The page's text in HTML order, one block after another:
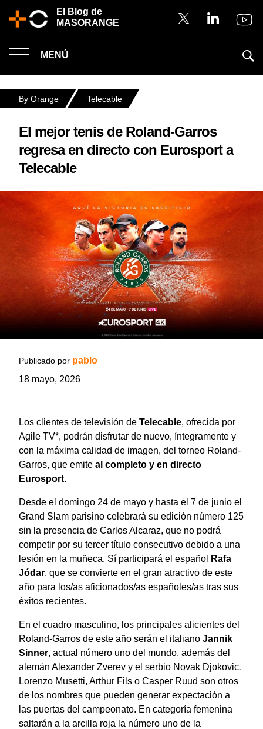
El Blog de
MASORANGE
MENÚ
By Orange Telecable
El mejor tenis de Roland-Garros
regresa en directo con Eurosport a
Telecable
Publicado por pablo
18 mayo, 2026
Los clientes de televisión de Telecable, ofrecida por
Agile TV*, podrán disfrutar de nuevo, íntegramente y
con la máxima calidad de imagen, del torneo Roland-
Garros, que emite al completo y en directo
Eurosport.
Desde el domingo 24 de mayo y hasta el 7 de junio el
Grand Slam parisino celebrará su edición número 125
sin la presencia de Carlos Alcaraz, que no podrá
competir por su tercer título consecutivo debido a una
lesión en la muñeca. Sí participará el español
Rafa
Jódar, que se convierte en el gran atractivo de este
año para los/as aficionados/as españoles/as tras sus
éxitos recientes.
En el cuadro masculino, los principales alicientes del
Roland-Garros de este año serán el italiano Jannik
Sinner, actual número uno del mundo, además del
alemán Alexander Zverev y el serbio Novak Djokovic.
Lorenzo Musetti, Arthur Fils o Casper Ruud son otros
de los nombres que pueden generar expectación a
las puertas del campeonato. En categoría femenina
saltarán a la arcilla roja la número uno de la